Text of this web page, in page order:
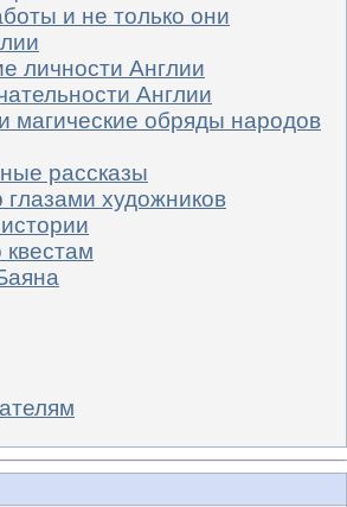
и не только они
личности Англии
Англии
магические обряды народов
рассказы
художников